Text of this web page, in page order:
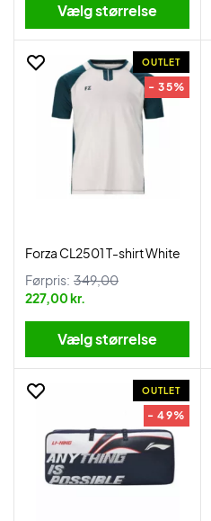
Vælg størrelse
OUTLET
- 35%
Forza CL2501 T-shirt White
Førpris: 349,00
227,00 kr.
Vælg størrelse
OUTLET
- 49%